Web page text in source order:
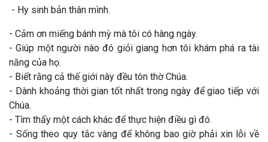
- Hy sinh bản thân mình.
- Cảm ơn miếng bánh mỳ mà tôi có hàng ngày.
- Giúp một người nào đó giỏi giang hơn tôi khám phá ra tài
năng của họ.
- Biết rằng cả thế giới này đều tôn thờ Chúa.
- Dành khoảng thời gian tốt nhất trong ngày để giao tiếp với
Chúa.
- Tìm thấy một cách khác để thực hiện điều gì đó.
- Sống theo quy tắc vàng để không bao giờ phải xin lỗi về